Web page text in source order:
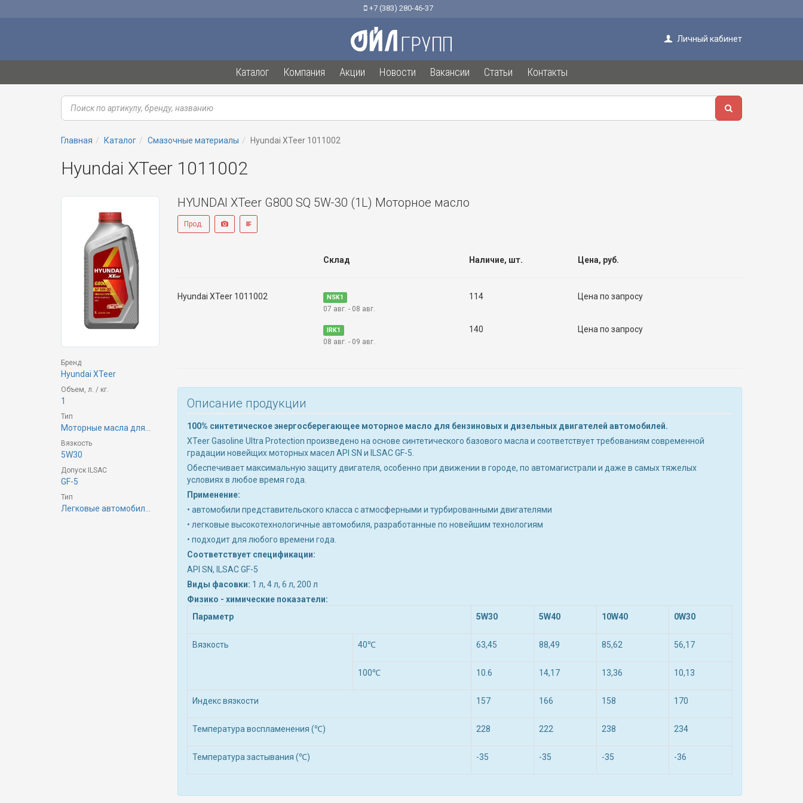
+7 (383) 280-46-37
Личный кабинет
Каталог Компания Акции Новости Вакансии Статьи Контакты
Главная Каталог Смазочные материалы Hyundai XTeer 1011002
Hyundai XTeer 1011002
Бренд
Hyundai XTeer
Объем, л. / кг.
1
Тип
Моторные масла для...
Вязкость
5W30
Допуск ILSAC
GF-5
Тип
Легковые автомобил...
HYUNDAI XTeer G800 SQ 5W-30 (1L) Моторное масло
Прод.
Склад Наличие, шт. Цена, руб.
Hyundai XTeer 1011002 NSK1
07 авг. - 08 авг.
114 Цена по запросу
IRK1
08 авг. - 09 авг.
140 Цена по запросу
Описание продукции
100% синтетическое энергосберегающее моторное масло для бензиновых и дизельных двигателей автомобилей.
XTeer Gasoline Ultra Protection произведено на основе синтетического базового масла и соответствует требованиям современной
градации новейщих моторных масел API SN и ILSAC GF-5.
Обеспечивает максимальную защиту двигателя, особенно при движении в городе, по автомагистрали и даже в самых тяжелых
условиях в любое время года.
Применение:
• автомобили представительского класса с атмосферными и турбированными двигателями
• легковые высокотехнологичные автомобиля, разработанные по новейшим технологиям
• подходит для любого времени года.
Соответствует спецификации:
API SN, ILSAC GF-5
Виды фасовки: 1 л, 4 л, 6 л, 200 л
Физико - химические показатели:
Параметр
5W30 5W40 10W40 0W30
Вязкость 40℃ 63,45 88,49 85,62 56,17
100℃ 10.6 14,17 13,36 10,13
Индекс вязкости 157 166 158 170
Температура воспламенения (℃) 228 222 238 234
Температура застывания (℃) -35 -35 -35 -36